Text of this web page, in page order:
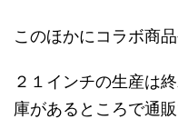
このほかにコラボ商
２１インチの生産は
庫があるところで通